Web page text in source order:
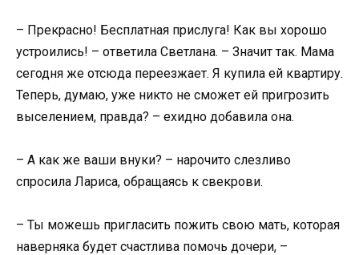
– Прекрасно! Бесплатная прислуга! Как вы хорошо
устроились! – ответила Светлана. – Значит так. Мама
сегодня же отсюда переезжает. Я купила ей квартиру.
Теперь, думаю, уже никто не сможет ей пригрозить
выселением, правда? – ехидно добавила она.
– А как же ваши внуки? – нарочито слезливо
спросила Лариса, обращаясь к свекрови.
– Ты можешь пригласить пожить свою мать, которая
наверняка будет счастлива помочь дочери, –